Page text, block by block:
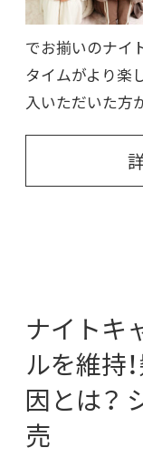
でお揃いのナイ
タイムがより楽
入いただいた方
ナイトキ
ルを維持
因とは？
売